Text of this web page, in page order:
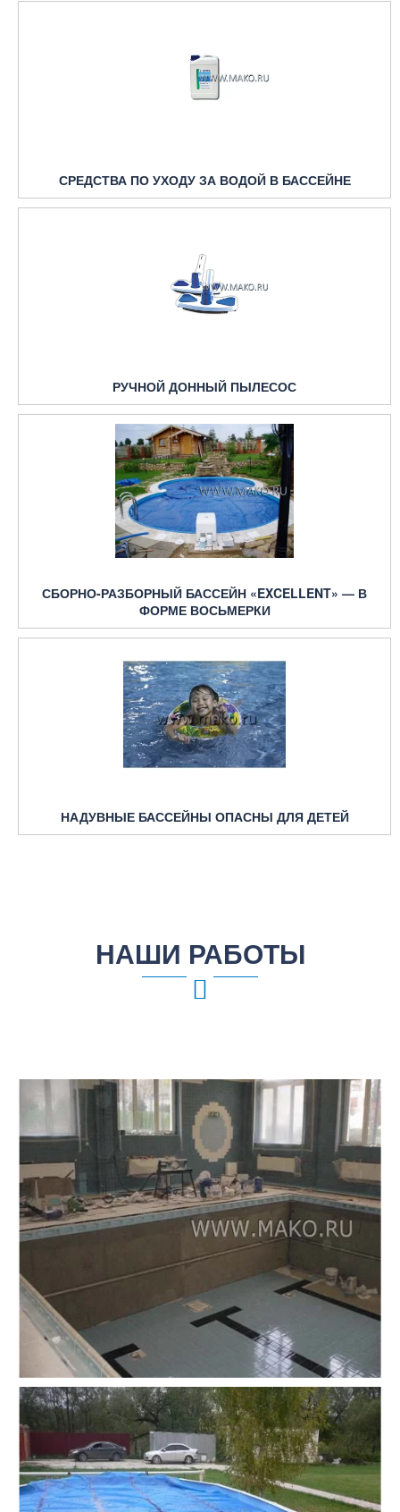
СРЕДСТВА ПО УХОДУ ЗА ВОДОЙ В БАССЕЙНЕ
РУЧНОЙ ДОННЫЙ ПЫЛЕСОС
СБОРНО-РАЗБОРНЫЙ БАССЕЙН «EXCELLENT» — В
ФОРМЕ ВОСЬМЕРКИ
НАДУВНЫЕ БАССЕЙНЫ ОПАСНЫ ДЛЯ ДЕТЕЙ
НАШИ РАБОТЫ